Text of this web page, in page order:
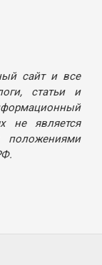
сайт и все
статьи и
не является
положениями